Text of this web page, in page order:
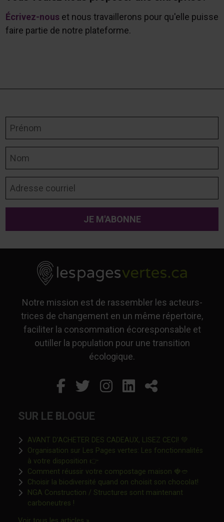
Écrivez-nouset nous travaillerons pour qu'elle puisse
faire partie de notre plateforme.
Notre mission est de rassembler les acteurs-
trices de changement en un même répertoire,
faciliter la consommation écoresponsable et
outiller la population pour une transition
écologique.
Facebook
Ce lien s'ouvrira dans
Twitter
Ce lien s'ouvrira
Instagram
Ce lien s'ouvrira
LinkedIn
Ce lien
Partager
SUR LE BLOGUE
AVANT D’ACHETER DES CADEAUX, LISEZ CECI! 💚
Organisation sur Les Pages vertes: Les fonctionnalités
à votre disposition 👉Ce lien s'ouvrira dans une nouvelle
Comment réussir votre compostage maison 🍓🥙
Choisir la biodiversité quand on choisit son chocolat!Ce lien
NGA Construction / Structures sont maintenant
carboneutres !Ce lien s'ouvrira dans une nouvelle fenêtre"